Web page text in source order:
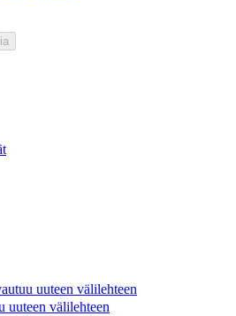
uuteen välilehteen
uuteen välilehteen